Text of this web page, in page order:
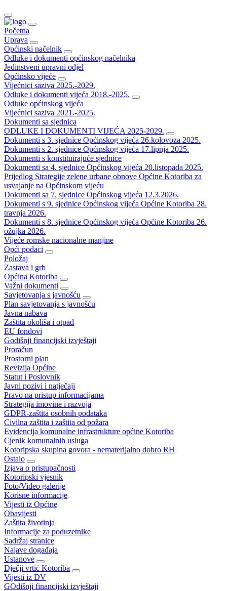
Početna
Uprava
Općinski načelnik
Odluke i dokumenti općinskog načelnika
Jedinstveni upravni odjel
Općinsko vijeće
Vijećnici saziva 2025.-2029.
Odluke i dokumenti vijeća 2018.-2025.
Odluke općinskog vijeća
Vijećnici saziva 2021.-2025.
Dokumenti sa sjednica
ODLUKE I DOKUMENTI VIJEĆA 2025-2029.
Dokumenti s 3. sjednice Općinskog vijeća 26.kolovoza 2025.
Dokumenti s 2. sjednice Općinskog vijeća 17.lipnja 2025.
Dokumenti s konstituirajuće sjednice
Dokumenti sa 4. sjednice Općinskog vijeća 20.listopada 2025.
Prijedlog Strategije zelene urbane obnove Općine Kotoriba za
usvajanje na Općinskom vijeću
Dokumenti sa 7. sjednice Općinskog vijeća 12.3.2026.
Dokumenti s 9. sjednice Općinskog vijeća Općine Kotoriba 28.
travnja 2026.
Dokumenti s 8. sjednice Općinskog vijeća Općine Kotoriba 26.
ožujka 2026.
Vijeće romske nacionalne manjine
Opći podaci
Položaj
Zastava i grb
Općina Kotoriba
Važni dokumenti
Savjetovanja s javnošću
Plan savjetovanja s javnošću
Javna nabava
Zaštita okoliša i otpad
EU fondovi
Godišnji financijski izvještaji
Proračun
Prostorni plan
Revizija Općine
Statut i Poslovnik
Javni pozivi i natječaji
Pravo na pristup informacijama
Strategija imovine i razvoja
GDPR-zaštita osobnih podataka
Civilna zaštita i zaštita od požara
Evidencija komunalne infrastrukture općine Kotoriba
Cjenik komunalnih usluga
Kotoripska skupina govora - nematerijalno dobro RH
Ostalo
Izjava o pristupačnosti
Kotoripski vjesnik
Foto/Video galerije
Korisne informacije
Vijesti iz Općine
Obavijesti
Zaštita životinja
Informacije za poduzetnike
Sadržaj stranice
Najave događaja
Ustanove
Dječji vrtić Kotoriba
Vijesti iz DV
GOdišnji financijski izvještaji